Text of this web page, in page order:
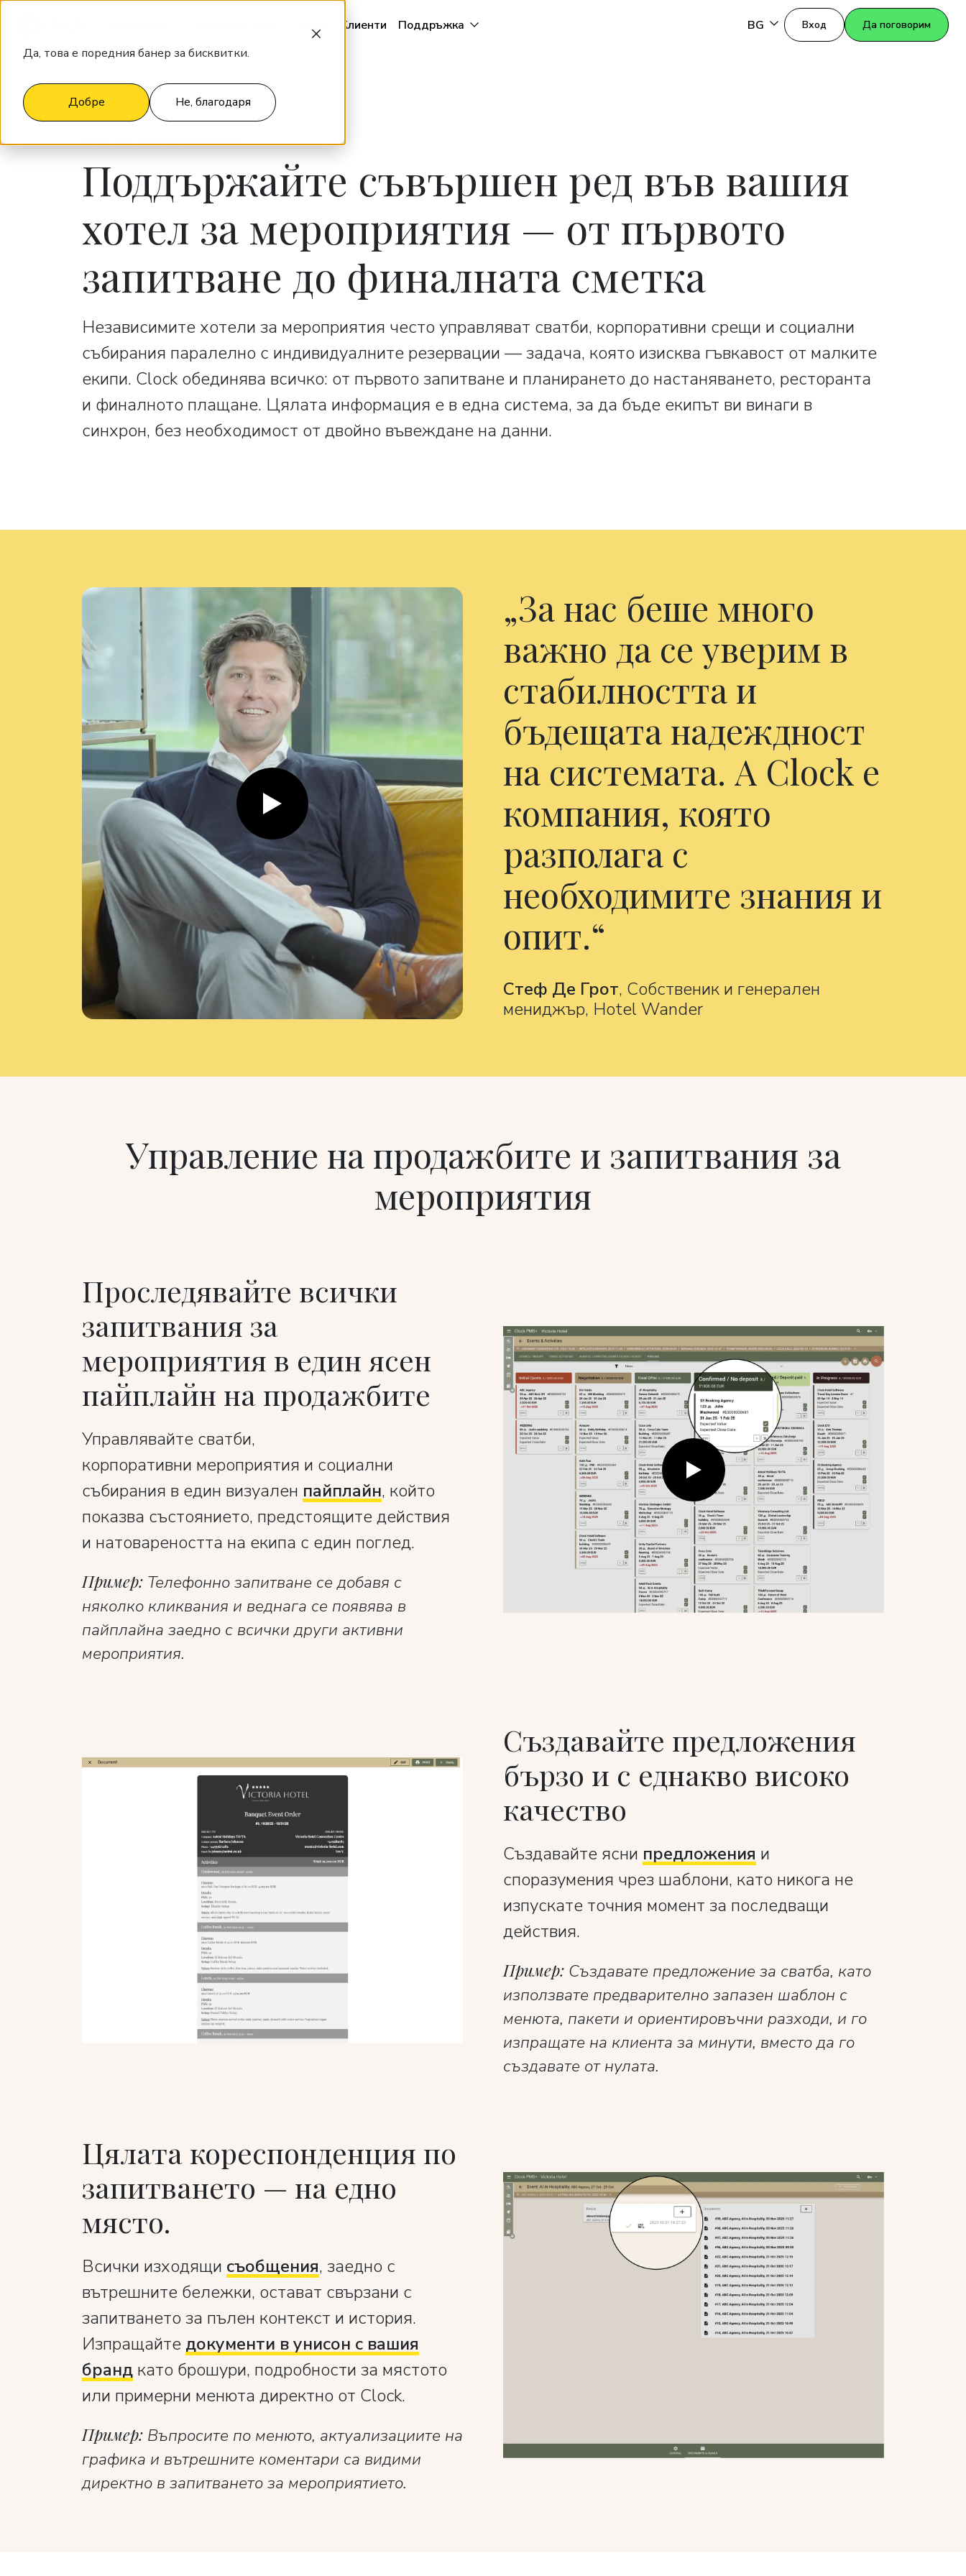
Да, това е поредния банер за бисквитки.
Добре Не, благодаря
Клиенти Поддръжка BG Вход Да поговорим
ХОТЕЛИ ЗА МЕРОПРИЯТИЯ
Поддържайте съвършен ред във вашия
хотел за мероприятия — от първото
запитване до финалната сметка
Независимите хотели за мероприятия често управляват сватби, корпоративни срещи и социални
събирания паралелно с индивидуалните резервации — задача, която изисква гъвкавост от малките
екипи. Clock обединява всичко: от първото запитване и планирането до настаняването, ресторанта
и финалното плащане. Цялата информация е в една система, за да бъде екипът ви винаги в
синхрон, без необходимост от двойно въвеждане на данни.
За нас беше много
важно да се уверим в
стабилността и
бъдещата надеждност
на системата. А Clock е
компания, която
разполага с
необходимите знания и
опит.
Стеф Де Грот, Собственик и генерален
мениджър, Hotel Wander
Управление на продажбите и запитвания за
мероприятия
Проследявайте всички
запитвания за
мероприятия в един ясен
пайплайн на продажбите
Управлявайте сватби,
корпоративни мероприятия и социални
събирания в един визуален пайплайн, който
показва състоянието, предстоящите действия
и натовареността на екипа с един поглед.
Пример: Телефонно запитване се добавя с
няколко кликвания и веднага се появява в
пайплайна заедно с всички други активни
мероприятия.
Създавайте предложения
бързо и с еднакво високо
качество
Създавайте ясни предложения и
споразумения чрез шаблони, като никога не
изпускате точния момент за последващи
действия.
Пример: Създавате предложение за сватба, като
използвате предварително запазен шаблон с
менюта, пакети и ориентировъчни разходи, и го
изпращате на клиента за минути, вместо да го
създавате от нулата.
Цялата кореспонденция по
запитването — на едно
място.
Всички изходящи съобщения, заедно с
вътрешните бележки, остават свързани с
запитването за пълен контекст и история.
Изпращайте документи в унисон с вашия
бранд като брошури, подробности за мястото
или примерни менюта директно от Clock.
Пример: Въпросите по менюто, актуализациите на
графика и вътрешните коментари са видими
директно в запитването за мероприятието.